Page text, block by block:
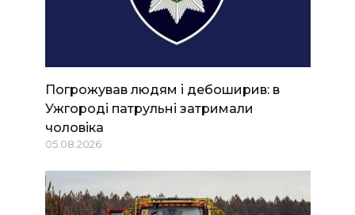
Погрожував людям і дебоширив: в
Ужгороді патрульні затримали
чоловіка
05.08.2026